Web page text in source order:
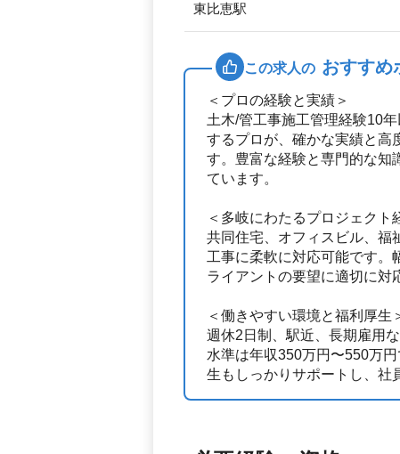
東比恵駅
この求人の おすすめ
＜プロの経験と実績＞
土木/管工事施工管理経験10
するプロが、確かな実績と高
す。豊富な経験と専門的な知
ています。
＜多岐にわたるプロジェクト
共同住宅、オフィスビル、福
工事に柔軟に対応可能です。
ライアントの要望に適切に対
＜働きやすい環境と福利厚生
週休2日制、駅近、長期雇用
水準は年収350万円〜550万
生もしっかりサポートし、社